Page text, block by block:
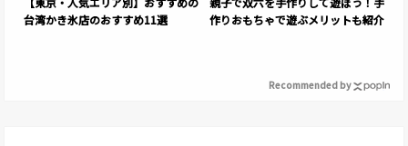
台湾かき氷店のおすすめ11選
作りおもちゃで遊ぶメリットも紹介
Recommended by